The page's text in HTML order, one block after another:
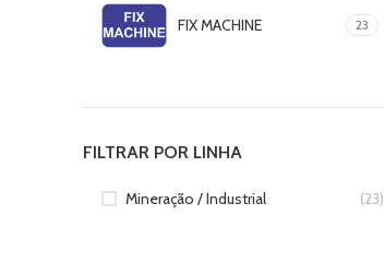
FIX MACHINE 23
FILTRAR POR LINHA
Mineração / Industrial (23)